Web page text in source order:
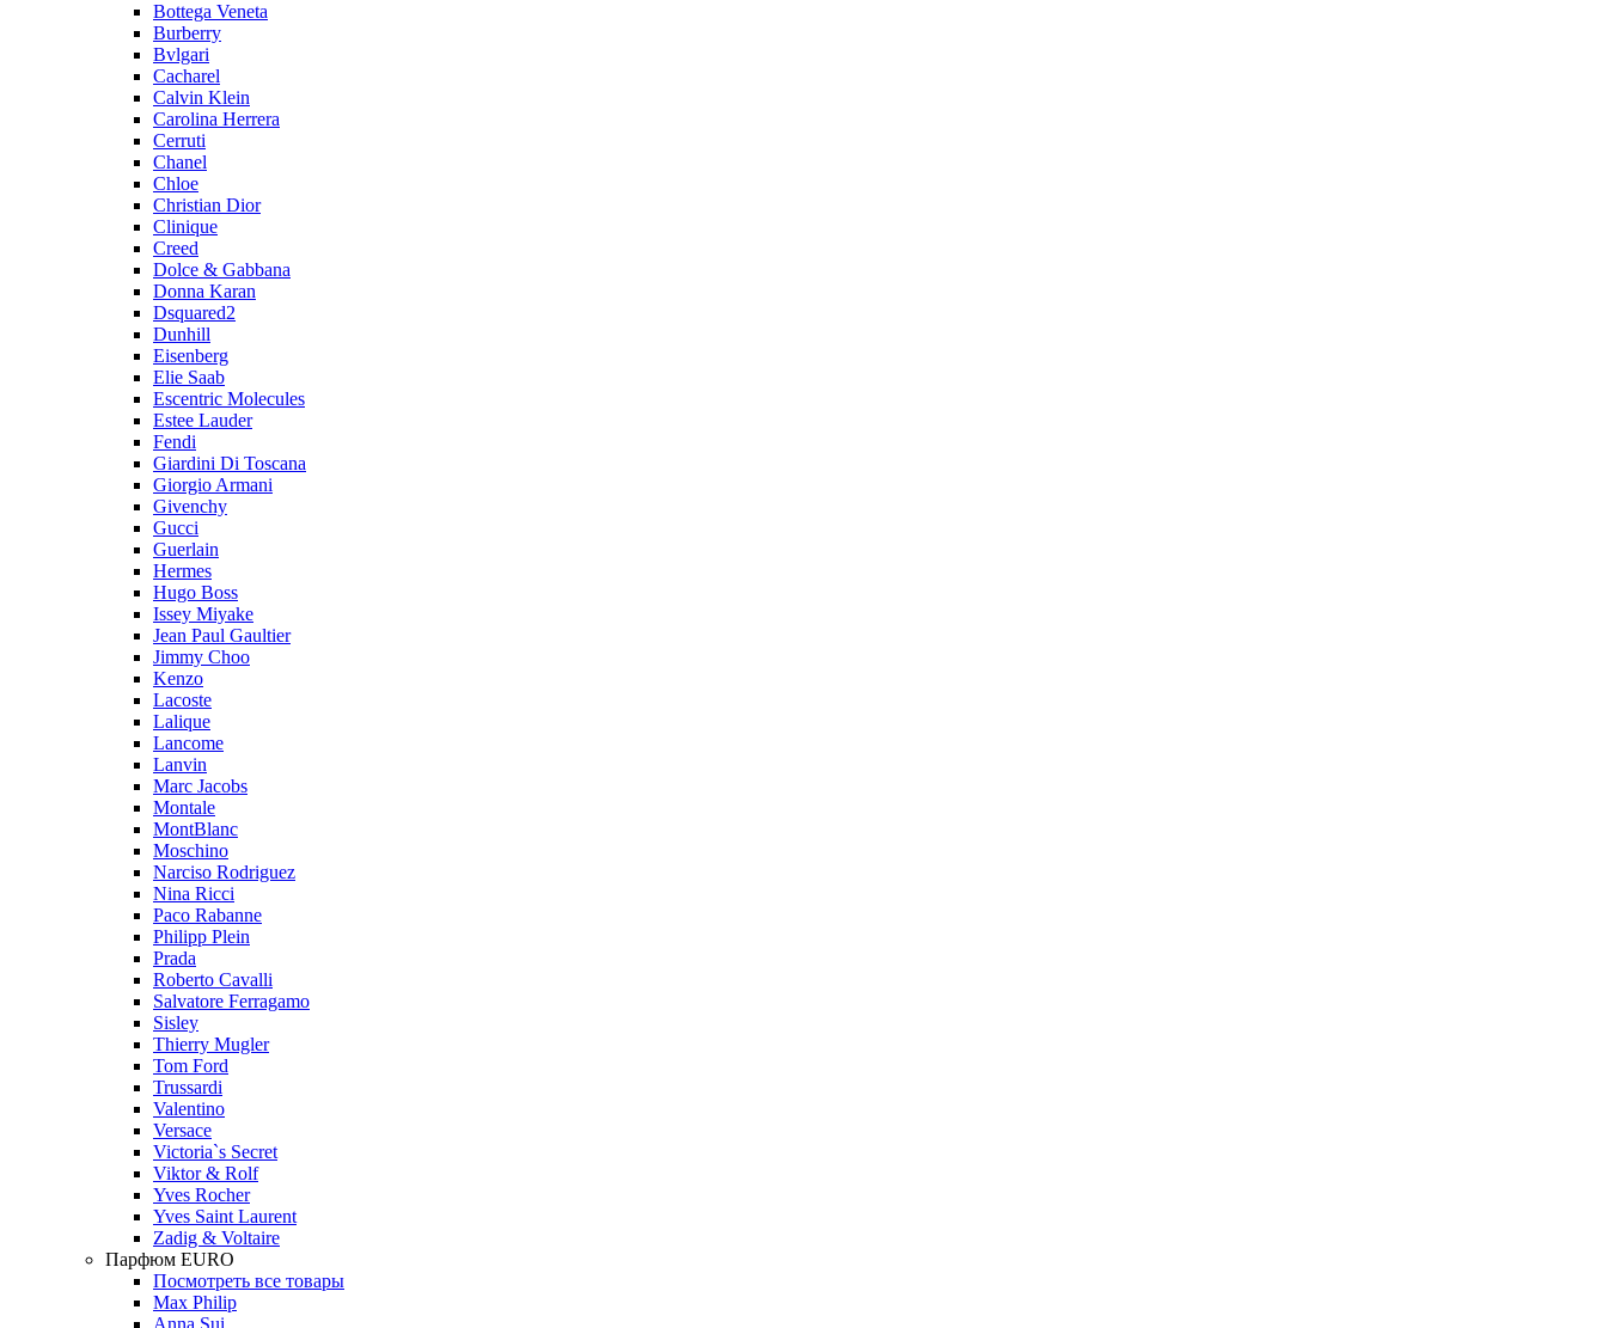
Bottega Veneta
Burberry
Bvlgari
Cacharel
Calvin Klein
Carolina Herrera
Cerruti
Chanel
Chloe
Christian Dior
Clinique
Creed
Dolce & Gabbana
Donna Karan
Dsquared2
Dunhill
Eisenberg
Elie Saab
Escentric Molecules
Estee Lauder
Fendi
Giardini Di Toscana
Giorgio Armani
Givenchy
Gucci
Guerlain
Hermes
Hugo Boss
Issey Miyake
Jean Paul Gaultier
Jimmy Choo
Kenzo
Lacoste
Lalique
Lancome
Lanvin
Marc Jacobs
Montale
MontBlanc
Moschino
Narciso Rodriguez
Nina Ricci
Paco Rabanne
Philipp Plein
Prada
Roberto Cavalli
Salvatore Ferragamo
Sisley
Thierry Mugler
Tom Ford
Trussardi
Valentino
Versace
Victoria`s Secret
Viktor & Rolf
Yves Rocher
Yves Saint Laurent
Zadig & Voltaire
Парфюм EURO
Посмотреть все товары
Max Philip
Anna Sui